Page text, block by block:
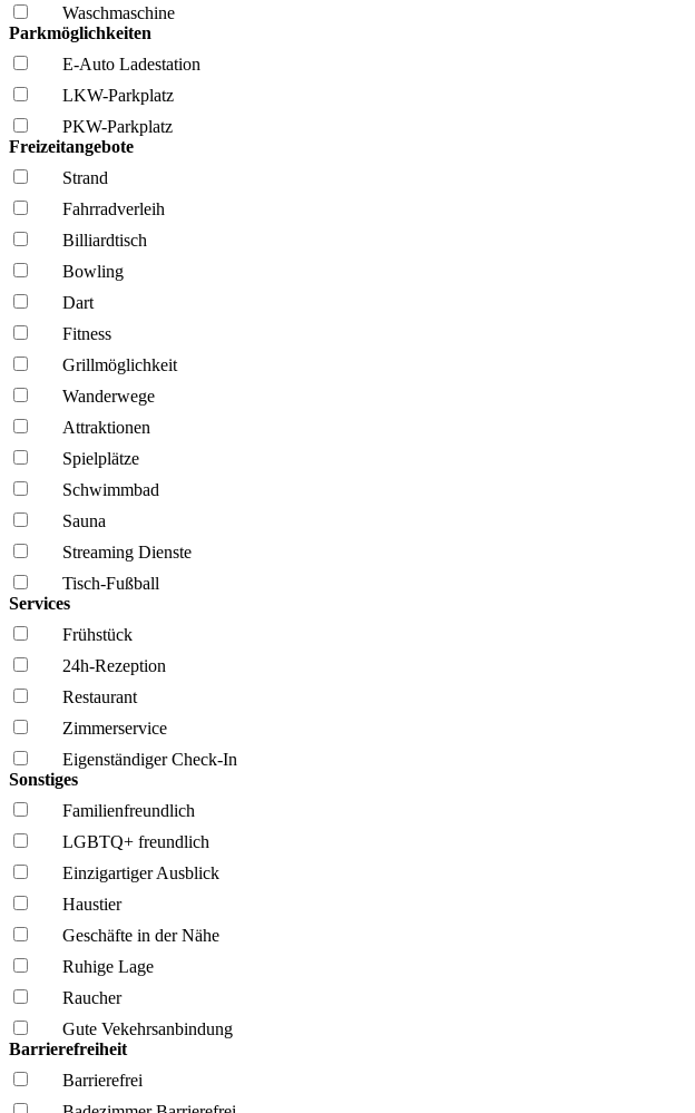
Wasch­maschine
Parkmöglichkeiten
E-Auto Ladestation
LKW-Parkplatz
PKW-Parkplatz
Freizeitangebote
Strand
Fahrrad­verleih
Billiardtisch
Bowling
Dart
Fitness
Grillmöglich­keit
Wanderwege
Attraktionen
Spielplätze
Schwimmbad
Sauna
Streaming Dienste
Tisch-Fußball
Services
Frühstück
24h-Rezeption
Restaurant
Zimmerservice
Eigenständiger Check-In
Sonstiges
Familien­freundlich
LGBTQ+ freundlich
Einzigartiger Ausblick
Haustier
Geschäfte in der Nähe
Ruhige Lage
Raucher
Gute Vekehrsanbindung
Barrierefreiheit
Barrierefrei